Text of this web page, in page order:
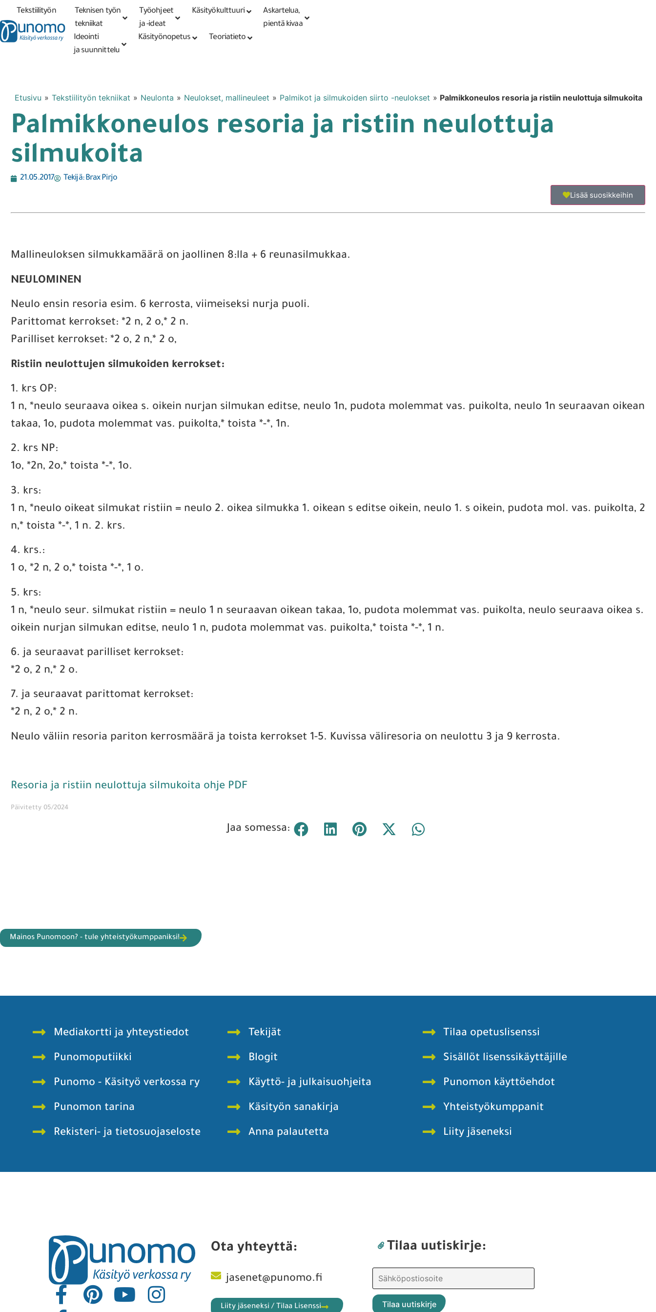
Tarkennettu PunomoputiikkiKirjaudu tai
rekisteröidy
Tekstiilityön
tekniikat
Teknisen työn
tekniikat
Työohjeet
ja -ideat
Käsityökulttuuri
Askartelua,
pientä kivaa
Ideointi
ja suunnittelu
Käsityönopetus Teoriatieto
Etusivu » Tekstiilityön tekniikat » Neulonta » Neulokset, mallineuleet » Palmikot ja silmukoiden siirto -neulokset » Palmikkoneulos resoria ja ristiin neulottuja silmukoita
Palmikkoneulos resoria ja ristiin neulottuja
silmukoita
21.05.2017 Tekijä:Brax Pirjo
Lisää suosikkeihin
Mallineuloksen silmukkamäärä on jaollinen 8:lla + 6 reunasilmukkaa.
NEULOMINEN
Neulo ensin resoria esim. 6 kerrosta, viimeiseksi nurja puoli.
Parittomat kerrokset: *2 n, 2 o,* 2 n.
Parilliset kerrokset: *2 o, 2 n,* 2 o,
Ristiin neulottujen silmukoiden kerrokset:
1. krs OP:
1 n, *neulo seuraava oikea s. oikein nurjan silmukan editse, neulo 1n, pudota molemmat vas. puikolta, neulo 1n seuraavan oikean
takaa, 1o, pudota molemmat vas. puikolta,* toista *-*, 1n.
2. krs NP:
1o, *2n, 2o,* toista *-*, 1o.
3. krs:
1 n, *neulo oikeat silmukat ristiin = neulo 2. oikea silmukka 1. oikean s editse oikein, neulo 1. s oikein, pudota mol. vas. puikolta, 2
n,* toista *-*, 1 n. 2. krs.
4. krs.:
1 o, *2 n, 2 o,* toista *-*, 1 o.
5. krs:
1 n, *neulo seur. silmukat ristiin = neulo 1 n seuraavan oikean takaa, 1o, pudota molemmat vas. puikolta, neulo seuraava oikea s.
oikein nurjan silmukan editse, neulo 1 n, pudota molemmat vas. puikolta,* toista *-*, 1 n.
6. ja seuraavat parilliset kerrokset:
*2 o, 2 n,* 2 o.
7. ja seuraavat parittomat kerrokset:
*2 n, 2 o,* 2 n.
Neulo väliin resoria pariton kerrosmäärä ja toista kerrokset 1-5. Kuvissa väliresoria on neulottu 3 ja 9 kerrosta.
Resoria ja ristiin neulottuja silmukoita ohje PDF
Päivitetty 05/2024
Jaa somessa:
Mainos Punomoon? - tule yhteistyökumppaniksi!
Mediakortti ja yhteystiedot
Punomoputiikki
Punomo - Käsityö verkossa ry
Punomon tarina
Rekisteri- ja tietosuojaseloste
Tekijät
Blogit
Käyttö- ja julkaisuohjeita
Käsityön sanakirja
Anna palautetta
Tilaa opetuslisenssi
Sisällöt lisenssikäyttäjille
Punomon käyttöehdot
Yhteistyökumppanit
Liity jäseneksi
Ota yhteyttä:
jasenet@punomo.fi
Liity jäseneksi / Tilaa Lisenssi
Tilaa uutiskirje: